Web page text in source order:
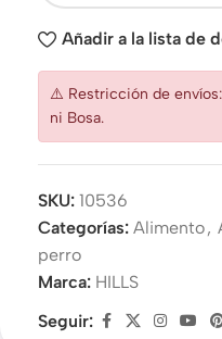
Añadir a la lista de
⚠️ Restricción de
ni Bosa.
SKU: 10536
Categorías: Alimento,
perro
Marca: HILLS
Seguir: